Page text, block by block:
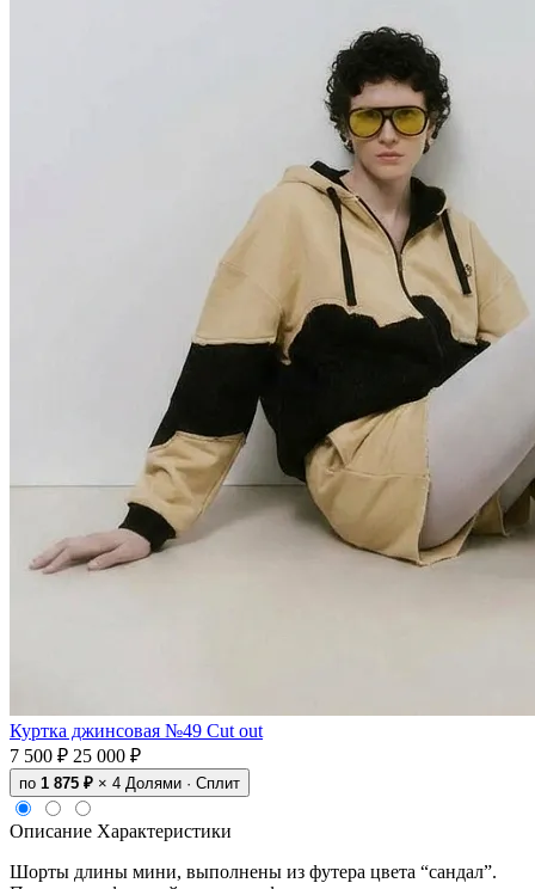
Куртка джинсовая №49 Cut out
7 500 ₽ 25 000 ₽
по 1 875 ₽ × 4 Долями · Сплит
Описание Характеристики
Шорты длины мини, выполнены из футера цвета “сандал”.